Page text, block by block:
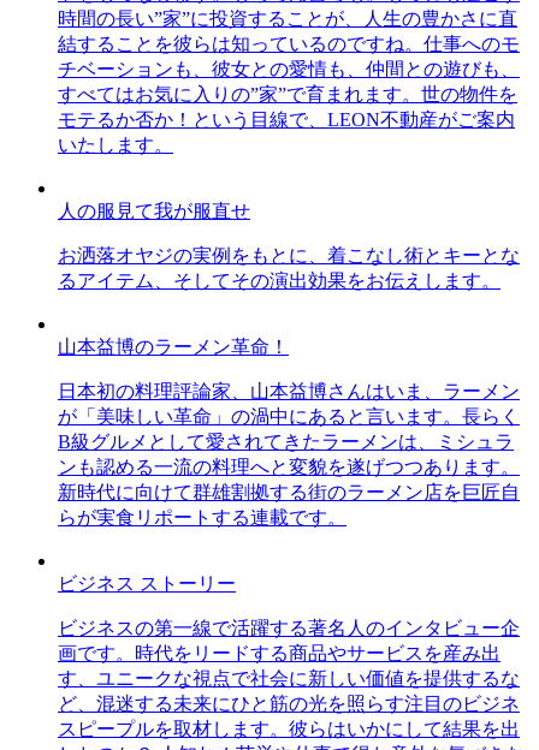
時間の長い”家”に投資することが、人生の豊かさに直
結することを彼らは知っているのですね。仕事へのモ
チベーションも、彼女との愛情も、仲間との遊びも、
すべてはお気に入りの”家”で育まれます。世の物件を
モテるか否か！という目線で、LEON不動産がご案内
いたします。
人の服見て我が服直せ
お洒落オヤジの実例をもとに、着こなし術とキーとな
るアイテム、そしてその演出効果をお伝えします。
山本益博のラーメン革命！
日本初の料理評論家、山本益博さんはいま、ラーメン
が「美味しい革命」の渦中にあると言います。長らく
B級グルメとして愛されてきたラーメンは、ミシュラ
ンも認める一流の料理へと変貌を遂げつつあります。
新時代に向けて群雄割拠する街のラーメン店を巨匠自
らが実食リポートする連載です。
ビジネス ストーリー
ビジネスの第一線で活躍する著名人のインタビュー企
画です。時代をリードする商品やサービスを産み出
す、ユニークな視点で社会に新しい価値を提供するな
ど、混迷する未来にひと筋の光を照らす注目のビジネ
スピープルを取材します。彼らはいかにして結果を出